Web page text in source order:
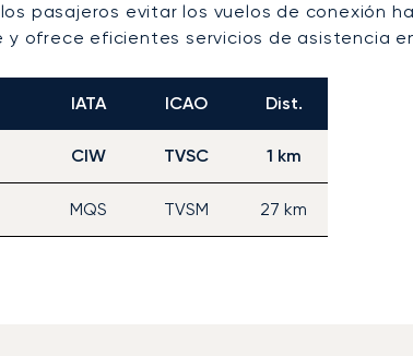
pasajeros evitar los vuelos de conexión
ofrece eficientes servicios de asistencia
IATA ICAO Dist.
CIW TVSC 1 km
MQS TVSM 27 km